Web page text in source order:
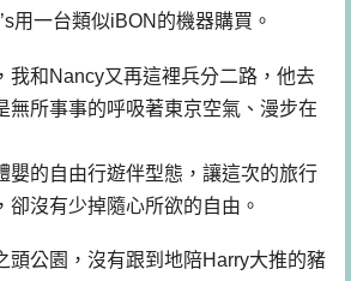
用一台類似iBON的機器購買。
我和Nancy又再這裡兵分二路，他去
無所事事的呼吸著東京空氣、漫步在
嬰的自由行遊伴型態，讓這次的旅行
卻沒有少掉隨心所欲的自由。
頭公園，沒有跟到地陪Harry大推的豬